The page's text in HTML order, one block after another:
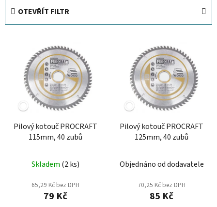
OTEVŘÍT FILTR
Pilový kotouč PROCRAFT
115mm, 40 zubů
Skladem (2 ks)
65,29 Kč bez DPH
79 Kč
Pilový kotouč PROCRAFT
125mm, 40 zubů
Objednáno od dodavatele
70,25 Kč bez DPH
85 Kč